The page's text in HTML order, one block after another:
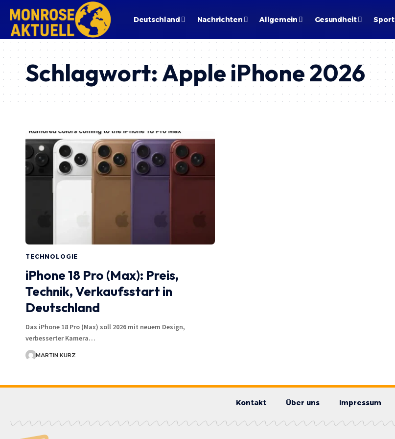
Deutschland Nachrichten Allgemein Gesundheit Sport
Schlagwort:Apple iPhone 2026
TECHNOLOGIE
iPhone 18 Pro (Max): Preis,
Technik, Verkaufsstart in
Deutschland
Das iPhone 18 Pro (Max) soll 2026 mit neuem Design,
verbesserter Kamera…
MARTIN KURZ
Kontakt Über uns Impressum